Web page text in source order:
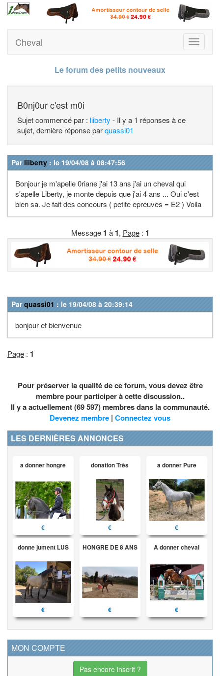
Toggle
Cheval
Le forum des petits nouveaux
B0nj0ur c'est m0i
Sujet commencé par : liiberty - Il y a 1 réponses à ce
sujet, dernière réponse parquassi01
Par liiberty : le 19/04/08 à 08:47:56
Bonjour je m'apelle 0riane j'ai 13 ans j'ai un cheval qui
s'apelle Liberty, je monte depuis que j'ai 4 ans ... Oui c'est
bien sa. Je fait des concours ( petite epreuves = E2 ) Voila
Message 1 à 1, Page: 1
Parquassi01 : le 19/04/08 à 20:39:14
bonjour et bienvenue
Page : 1
Pour préserver la qualité de ce forum, vous devez être
membre pour participer à cette discussion..
Il y a actuellement (69 597) membres dans la communauté.
Devenez membre | Connectez vous
LES DERNIÈRES ANNONCES
a donner hongre
€
donation Très
€
a donner Pure
€
donne jument LUS
€
HONGRE DE 8 ANS
€
A donner cheval
€
MON COMPTE
Pas encore inscrit ?